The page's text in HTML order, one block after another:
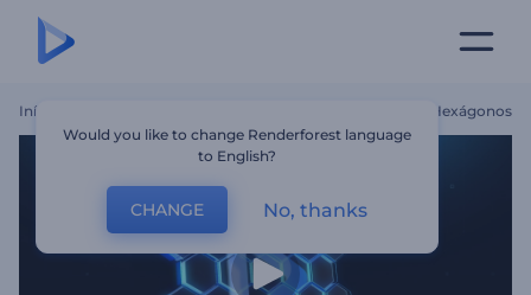
Início Apresentação De Logotipo Mosaico De Hexágonos
Would you like to change Renderforest language
to English?
CHANGE No, thanks